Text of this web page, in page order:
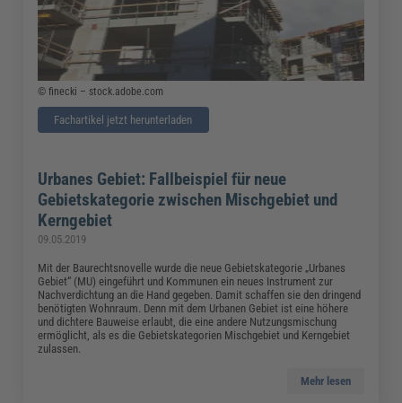
© finecki – stock.adobe.com
Fachartikel jetzt herunterladen
Urbanes Gebiet: Fallbeispiel für neue
Gebietskategorie zwischen Mischgebiet und
Kerngebiet
09.05.2019
Mit der Baurechtsnovelle wurde die neue Gebietskategorie „Urbanes
Gebiet“ (MU) eingeführt und Kommunen ein neues Instrument zur
Nachverdichtung an die Hand gegeben. Damit schaffen sie den dringend
benötigten Wohnraum. Denn mit dem Urbanen Gebiet ist eine höhere
und dichtere Bauweise erlaubt, die eine andere Nutzungsmischung
ermöglicht, als es die Gebietskategorien Mischgebiet und Kerngebiet
zulassen.
Mehr lesen